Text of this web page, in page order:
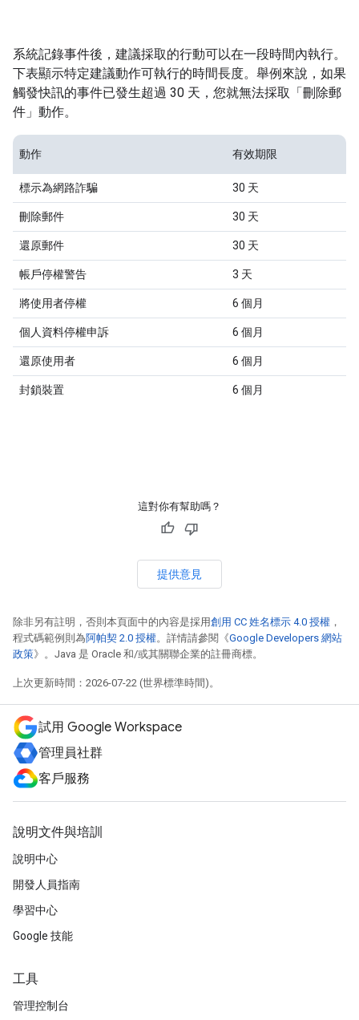
系統記錄事件後，建議採取的行動可以在一段時間內執行。
下表顯示特定建議動作可執行的時間長度。舉例來說，如果
觸發快訊的事件已發生超過 30 天，您就無法採取「刪除郵
件」 動作。
動作 有效期限
標示為網路詐騙 30 天
刪除郵件 30 天
還原郵件 30 天
帳戶停權警告 3 天
將使用者停權 6 個月
個人資料停權申訴 6 個月
還原使用者 6 個月
封鎖裝置 6 個月
這對你有幫助嗎？
提供意見
除非另有註明，否則本頁面中的內容是採用創用 CC 姓名標示 4.0 授權 ，
程式碼範例則為阿帕契 2.0 授權。詳情請參閱《Google Developers 網站
政策》。Java 是 Oracle 和/或其關聯企業的註冊商標。
上次更新時間：2026-07-22 (世界標準時間)。
試用 Google Workspace
管理員社群
客戶服務
說明文件與培訓
說明中心
開發人員指南
學習中心
Google 技能
工具
管理控制台